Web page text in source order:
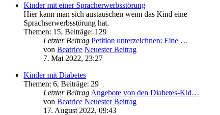
Kinder mit einer Spracherwerbsstörung
Hier kann man sich austauschen wenn das Kind eine
Sprachserwerbsstörung hat.
Themen: 15, Beiträge: 129
Letzter Beitrag Petition unterzeichnen: Eine …
von Beatrice Neuester Beitrag
7. Mai 2022, 23:27
Kinder mit Diabetes
Themen: 6, Beiträge: 29
Letzter Beitrag Angebote von den Diabetes-Kid…
von Beatrice Neuester Beitrag
17. August 2022, 09:43